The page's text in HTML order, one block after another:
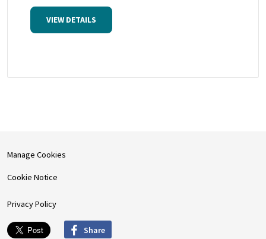
VIEW DETAILS
Manage Cookies
Cookie Notice
Privacy Policy
Share